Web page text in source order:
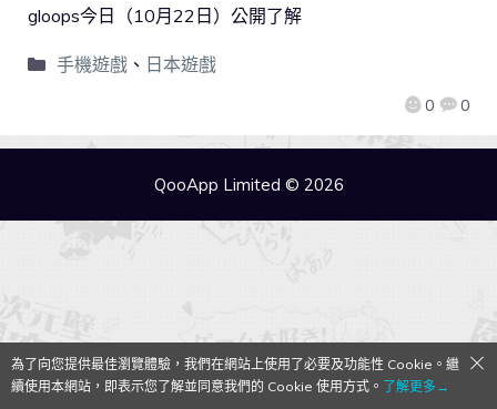
0 0
gloops今日（10月22日）公開了解
手機遊戲、 日本遊戲
QooApp Limited © 2026
為了向您提供最佳瀏覽體驗，我們在網站上使用了必要及功能性 Cookie。繼
續使用本網站，即表示您了解並同意我們的 Cookie 使用方式。 了解更多→